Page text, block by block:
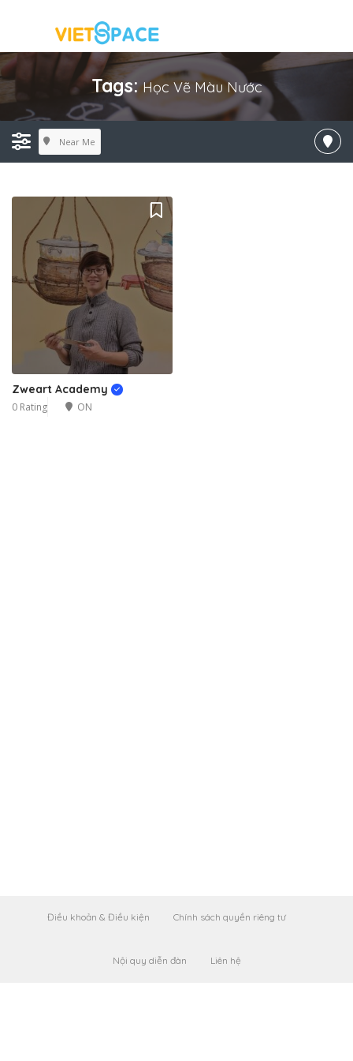
Tags:Học Vẽ Màu Nước
Near Me
Zweart Academy
0 Rating ON
Điều khoản & Điều kiện Chính sách quyền riêng tư
Nội quy diễn đàn Liên hệ